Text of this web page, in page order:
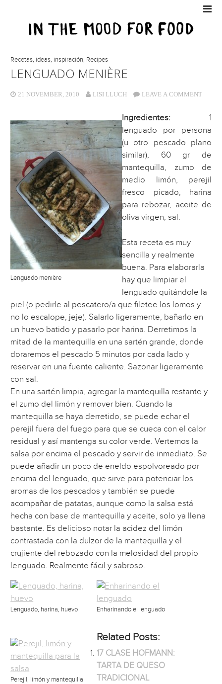
Recetas, ideas, inspiración, Recipes
LENGUADO MENIÈRE
21 NOVEMBER, 2010 LISI LLUCH LEAVE A COMMENT
Lenguado menière
Ingredientes: 1
lenguado por persona
(u otro pescado plano
similar), 60 gr de
mantequilla, zumo de
medio limón, perejil
fresco picado, harina
para rebozar, aceite de
oliva virgen, sal.
Esta receta es muy
sencilla y realmente
buena. Para elaborarla
hay que limpiar el
lenguado quitándole la
piel (o pedirle al pescatero/a que filetee los lomos y
no lo escalope, jeje). Salarlo ligeramente, bañarlo en
un huevo batido y pasarlo por harina. Derretimos la
mitad de la mantequilla en una sartén grande, donde
doraremos el pescado 5 minutos por cada lado y
reservar en una fuente caliente. Sazonar ligeramente
con sal.
En una sartén limpia, agregar la mantequilla restante y
el zumo del limón y remover bien. Cuando la
mantequilla se haya derretido, se puede echar el
perejil fuera del fuego para que se cueca con el calor
residual y así mantenga su color verde. Vertemos la
salsa por encima el pescado y servir de inmediato. Se
puede añadir un poco de eneldo espolvoreado por
encima del lenguado, que sirve para potenciar los
aromas de los pescados y también se puede
acompañar de patatas, aunque como la salsa está
hecha con base de mantequilla y aceite, solo ya llena
bastante. Es delicioso notar la acidez del limón
contrastada con la dulzor de la mantequilla y el
crujiente del rebozado con la melosidad del propio
lenguado. Realmente fácil y sabroso.
Lenguado, harina, huevo Enharinando el lenguado
Perejil, limón y mantequilla
Related Posts:
17 CLASE HOFMANN:
TARTA DE QUESO
TRADICIONAL